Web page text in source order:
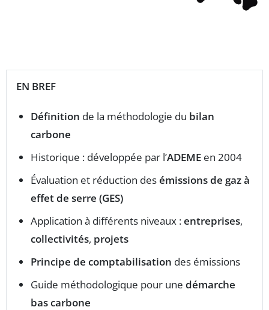
EN BREF
Définition de la méthodologie du bilan
carbone
Historique : développée par l’ADEME en 2004
Évaluation et réduction desémissions de gaz à
effet de serre (GES)
Application à différents niveaux :entreprises,
collectivités, projets
Principe de comptabilisation des émissions
Guide méthodologique pour une démarche
bas carbone